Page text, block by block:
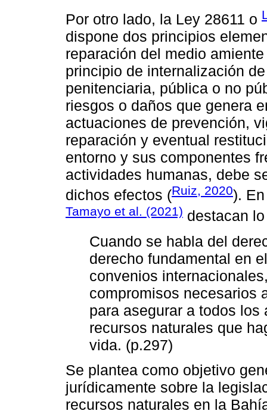
Por otro lado, la Ley 28611 o
dispone dos principios
reparación del medio
principio de internalización
penitenciaria, pública o no
riesgos o daños que genera
actuaciones de prevención,
reparación y eventual
entorno y sus componentes
actividades humanas, debe
dichos efectos (Ruiz, 2020).
Tamayo et al. (2021) destacan
Cuando se habla del
derecho fundamental en
convenios
compromisos necesarios
para asegurar a todos
recursos naturales que
vida. (p.297)
Se plantea como objetivo
jurídicamente sobre la
recursos naturales en la